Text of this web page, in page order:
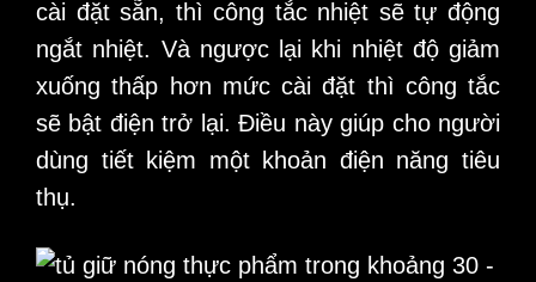
cài đặt sẵn, thì công tắc nhiệt sẽ tự động
ngắt nhiệt. Và ngược lại khi nhiệt độ giảm
xuống thấp hơn mức cài đặt thì công tắc
sẽ bật điện trở lại. Điều này giúp cho người
dùng tiết kiệm một khoản điện năng tiêu
thụ.